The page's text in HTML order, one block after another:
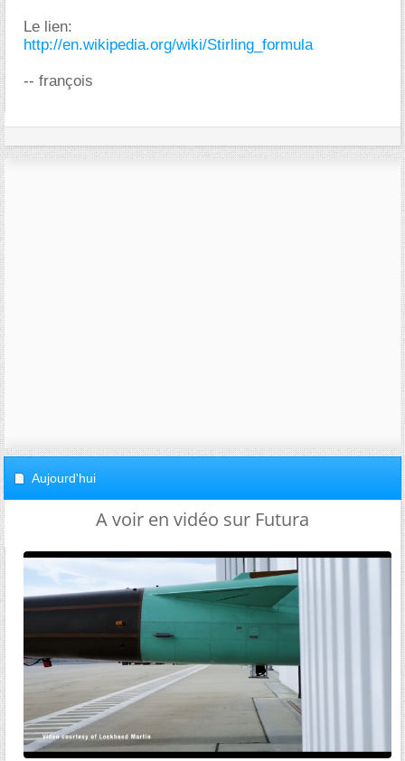
Le lien:
http://en.wikipedia.org/wiki/Stirling_formula
-- françois
Aujourd'hui
A voir en vidéo sur Futura